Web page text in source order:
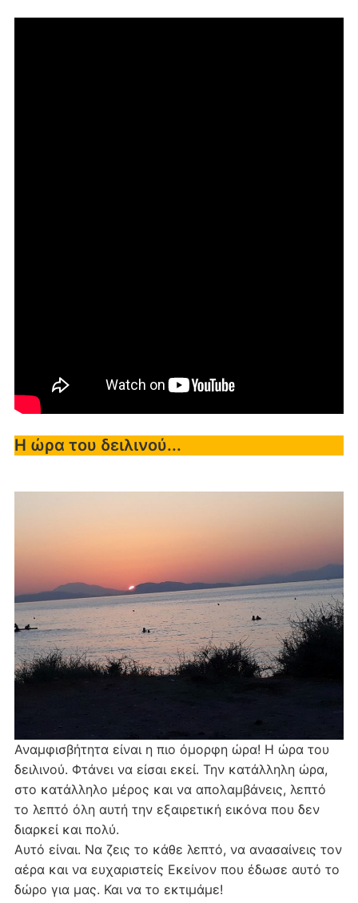
Η ώρα του δειλινού...
Αναμφισβήτητα είναι η πιο όμορφη ώρα! Η ώρα του
δειλινού. Φτάνει να είσαι εκεί. Την κατάλληλη ώρα,
στο κατάλληλο μέρος και να απολαμβάνεις, λεπτό
το λεπτό όλη αυτή την εξαιρετική εικόνα που δεν
διαρκεί και πολύ.
Αυτό είναι. Να ζεις το κάθε λεπτό, να ανασαίνεις τον
αέρα και να ευχαριστείς Εκείνον που έδωσε αυτό το
δώρο για μας. Και να το εκτιμάμε!